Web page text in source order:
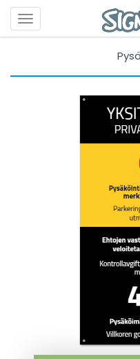
Toggle navigation